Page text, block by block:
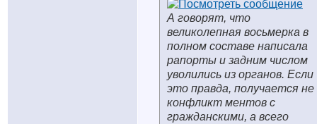
А говорят, что
великолепная восьмерка в
полном составе написала
рапорты и задним числом
уволились из органов. Если
это правда, получается не
конфликт ментов с
гражданскими, а всего